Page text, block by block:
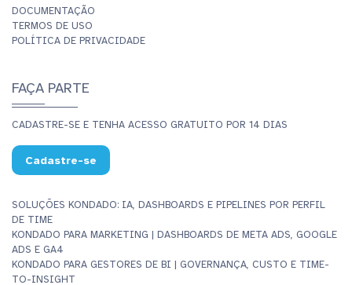
DOCUMENTAÇÃO
TERMOS DE USO
POLÍTICA DE PRIVACIDADE
FAÇA PARTE
CADASTRE-SE E TENHA ACESSO GRATUITO POR 14 DIAS
Cadastre-se
SOLUÇÕES KONDADO: IA, DASHBOARDS E PIPELINES POR PERFIL
DE TIME
KONDADO PARA MARKETING | DASHBOARDS DE META ADS, GOOGLE
ADS E GA4
KONDADO PARA GESTORES DE BI | GOVERNANÇA, CUSTO E TIME-
TO-INSIGHT